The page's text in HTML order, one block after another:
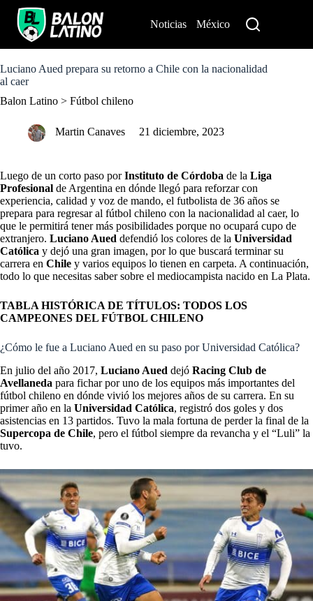
o
c
n
Noticias México
Luciano Aued prepara su retorno a Chile con la nacionalidad
al caer
Balon Latino > Fútbol chileno
Martin Canaves 21 diciembre, 2023
Luego de un corto paso porInstituto de Córdoba de la Liga
Profesional de Argentina en dónde llegó para reforzar con
experiencia, calidad y voz de mando, el futbolista de 36 años se
prepara para regresar al fútbol chileno con la nacionalidad al caer, lo
que le permitirá tener más posibilidades porque no ocupará cupo de
extranjero. Luciano Aued defendió los colores de la Universidad
Católica y dejó una gran imagen, por lo que buscará terminar su
carrera en Chile y varios equipos lo tienen en carpeta. A continuación,
todo lo que necesitas saber sobre el mediocampista nacido en La Plata.
TABLA HISTÓRICA DE TÍTULOS: TODOS LOS
CAMPEONES DEL FÚTBOL CHILENO
¿Cómo le fue a Luciano Aued en su paso por Universidad Católica?
En julio del año 2017, Luciano Aued dejó Racing Club de
Avellaneda para fichar por uno de los equipos más importantes del
fútbol chileno en dónde vivió los mejores años de su carrera. En su
primer año en la Universidad Católica, registró dos goles y dos
asistencias en 13 partidos. Tuvo la mala fortuna de perder la final de la
Supercopa de Chile, pero el fútbol siempre da revancha y el “Luli” la
tuvo.